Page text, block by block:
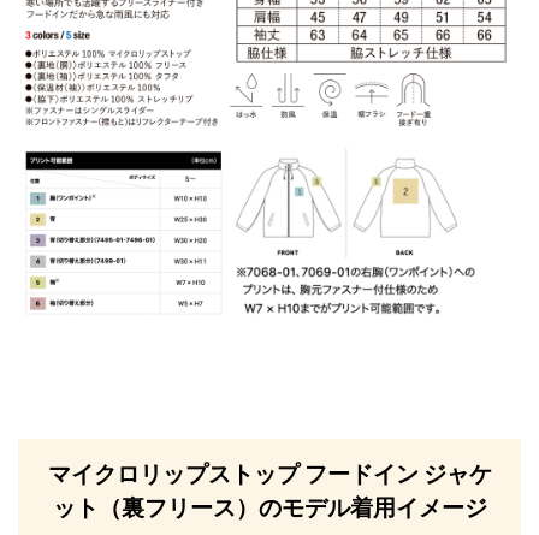
マイクロリップストップ フードイン ジャケ
ット（裏フリース）のモデル着用イメージ